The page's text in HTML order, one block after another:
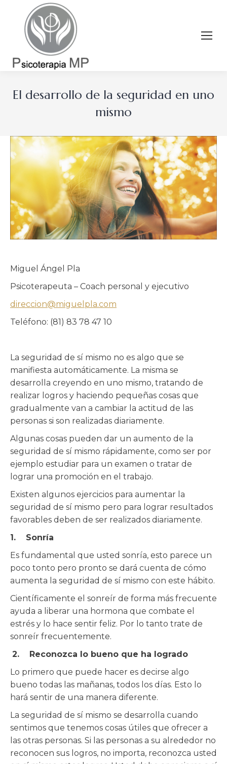
El desarrollo de la seguridad en uno
mismo
Miguel Ángel Pla
Psicoterapeuta – Coach personal y ejecutivo
direccion@miguelpla.com
Teléfono: (81) 83 78 47 10
La seguridad de sí mismo no es algo que se
manifiesta automáticamente. La misma se
desarrolla creyendo en uno mismo, tratando de
realizar logros y haciendo pequeñas cosas que
gradualmente van a cambiar la actitud de las
personas si son realizadas diariamente.
Algunas cosas pueden dar un aumento de la
seguridad de sí mismo rápidamente, como ser por
ejemplo estudiar para un examen o tratar de
lograr una promoción en el trabajo.
Existen algunos ejercicios para aumentar la
seguridad de sí mismo pero para lograr resultados
favorables deben de ser realizados diariamente.
1. Sonría
Es fundamental que usted sonría, esto parece un
poco tonto pero pronto se dará cuenta de cómo
aumenta la seguridad de sí mismo con este hábito.
Científicamente el sonreír de forma más frecuente
ayuda a liberar una hormona que combate el
estrés y lo hace sentir feliz. Por lo tanto trate de
sonreír frecuentemente.
2. Reconozca lo bueno que ha logrado
Lo primero que puede hacer es decirse algo
bueno todas las mañanas, todos los días. Esto lo
hará sentir de una manera diferente.
La seguridad de sí mismo se desarrolla cuando
sentimos que tenemos cosas útiles que ofrecer a
las otras personas. Si las personas a su alrededor no
reconocen sus logros, no importa, reconozca usted